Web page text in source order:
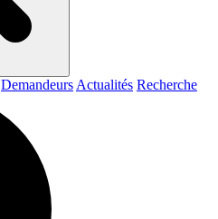
Demandeurs Actualités Recherche